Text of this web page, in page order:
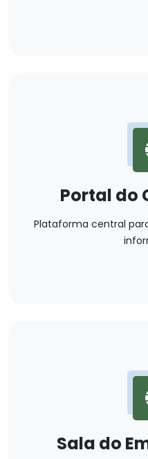
Portal do
Plataforma central
Sala do